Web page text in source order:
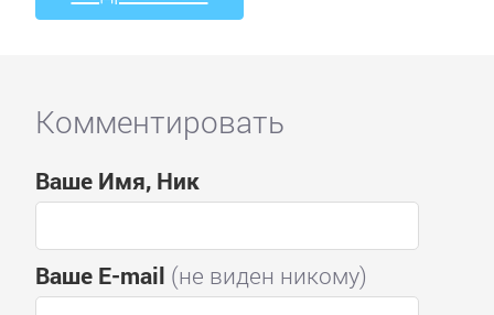
Комментировать
Ваше Имя, Ник
Ваше E-mail (не виден никому)